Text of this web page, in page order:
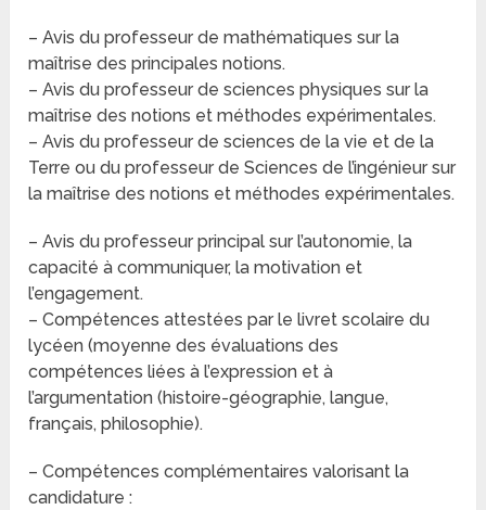
– Avis du professeur de mathématiques sur la
maîtrise des principales notions.
– Avis du professeur de sciences physiques sur la
maîtrise des notions et méthodes expérimentales.
– Avis du professeur de sciences de la vie et de la
Terre ou du professeur de Sciences de l’ingénieur sur
la maîtrise des notions et méthodes expérimentales.
– Avis du professeur principal sur l’autonomie, la
capacité à communiquer, la motivation et
l’engagement.
– Compétences attestées par le livret scolaire du
lycéen (moyenne des évaluations des
compétences liées à l’expression et à
l’argumentation (histoire-géographie, langue,
français, philosophie).
– Compétences complémentaires valorisant la
candidature :